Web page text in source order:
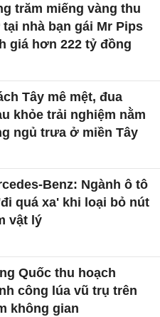
trăm miếng vàng thu
nhà bạn gái Mr Pips
giá hơn 222 tỷ đồng
Tây mê mệt, đua
khỏe trải nghiệm nằm
ngủ trưa ở miền Tây
Benz: Ngành ô tô
quá xa' khi loại bỏ nút
vật lý
Quốc thu hoạch
công lúa vũ trụ trên
không gian